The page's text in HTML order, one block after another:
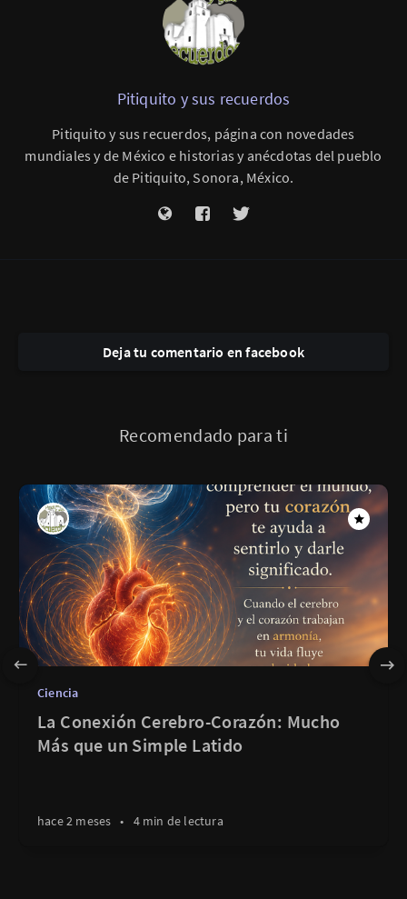
Pitiquito y sus recuerdos
Pitiquito y sus recuerdos, página con novedades
mundiales y de México e historias y anécdotas del pueblo
de Pitiquito, Sonora, México.
Deja tu comentario en facebook
Recomendado para ti
Ciencia
La Conexión Cerebro-Corazón: Mucho
Más que un Simple Latido
hace 2 meses • 4 min de lectura